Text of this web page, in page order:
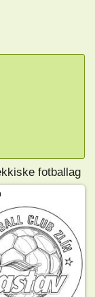
fotballag